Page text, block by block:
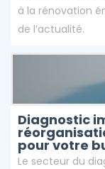
à la rénovation
de l’actualité.
Diagnostic
pour votre
Le secteur du